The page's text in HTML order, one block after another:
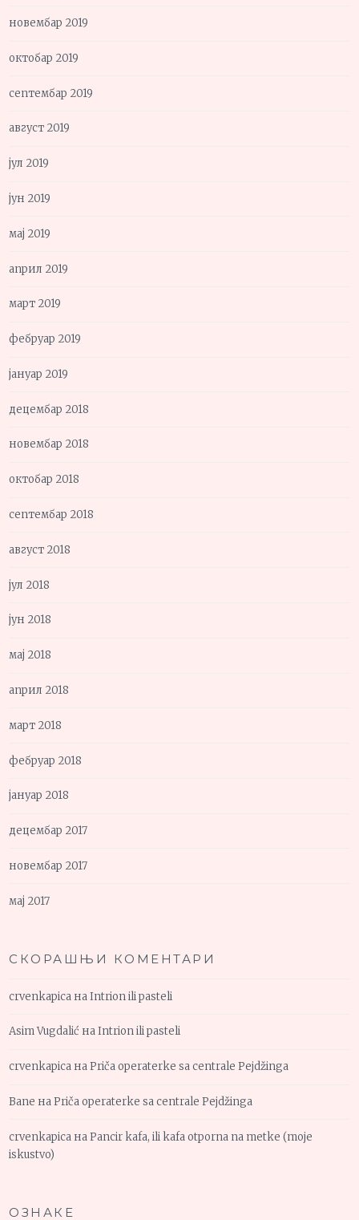
новембар 2019
октобар 2019
септембар 2019
август 2019
јул 2019
јун 2019
мај 2019
април 2019
март 2019
фебруар 2019
јануар 2019
децембар 2018
новембар 2018
октобар 2018
септембар 2018
август 2018
јул 2018
јун 2018
мај 2018
април 2018
март 2018
фебруар 2018
јануар 2018
децембар 2017
новембар 2017
мај 2017
СКОРАШЊИ КОМЕНТАРИ
crvenkapica наIntrion ili pasteli
Asim Vugdalić наIntrion ili pasteli
crvenkapica наPriča operaterke sa centrale Pejdžinga
Bane наPriča operaterke sa centrale Pejdžinga
crvenkapica наPancir kafa, ili kafa otporna na metke (moje
iskustvo)
ОЗНАКЕ